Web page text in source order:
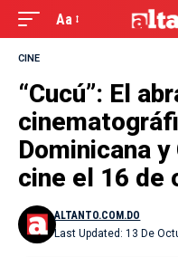
Aa
CINE
“Cucú”: El
Dominicana
cine el 16 de
Last Updated: 13 De
ALTANTO.COM.DO